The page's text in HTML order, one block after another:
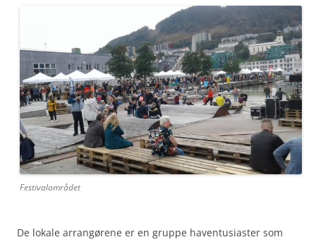
Festivalområdet
De lokale arrangørene er en gruppe haventusiaster som